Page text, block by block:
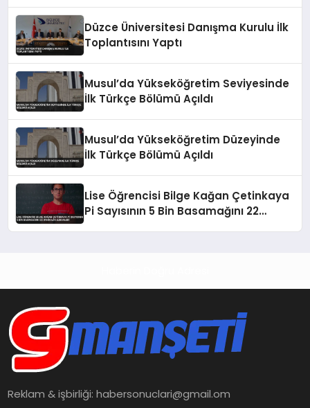
Düzce Üniversitesi Danışma Kurulu İlk
Toplantısını Yaptı
Musul’da Yükseköğretim Seviyesinde
İlk Türkçe Bölümü Açıldı
Musul’da Yükseköğretim Düzeyinde
İlk Türkçe Bölümü Açıldı
Lise Öğrencisi Bilge Kağan Çetinkaya
Pi Sayısının 5 Bin Basamağını 22
Reklam & işbirliği:habersonuclari@gmail.om